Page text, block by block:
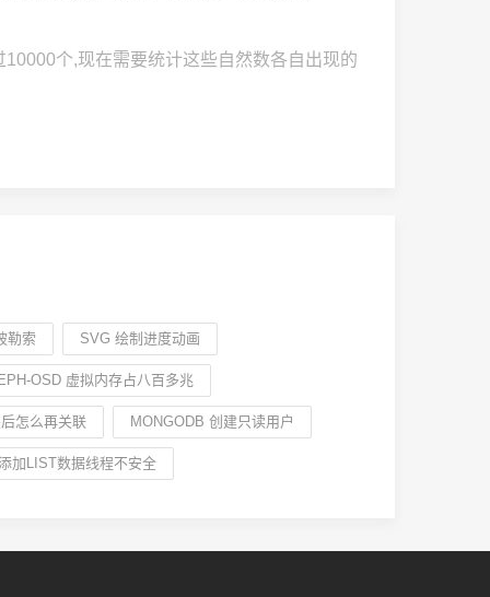
个,现在需要统计这些自然数各自出现的
勒索 SVG 绘制进度动画
OSD 虚拟内存占八百多兆
怎么再关联 MONGODB 创建只读用户
加LIST数据线程不安全